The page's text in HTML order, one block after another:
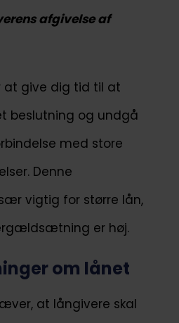
afgivelse af
at give dig tid til at
beslutning og undgå
med store
Denne
vigtig for større lån,
er høj.
om lånet
at långivere skal